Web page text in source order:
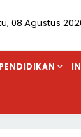
08 Agustus
PENDIDIKAN